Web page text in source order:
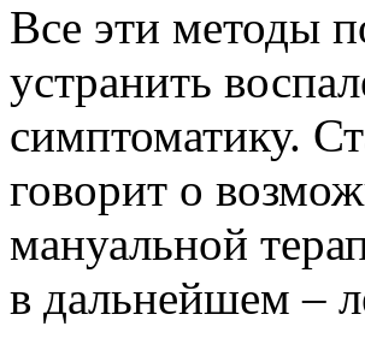
Все эти методы
устранить
симптоматику.
говорит о
мануальной
в дальнейшем –